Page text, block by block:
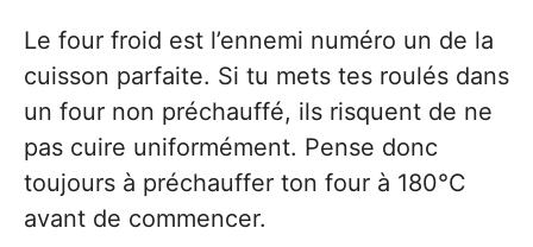
Le four froid est l’ennemi numéro un de la
cuisson parfaite. Si tu mets tes roulés dans
un four non préchauffé, ils risquent de ne
pas cuire uniformément. Pense donc
toujours à préchauffer ton four à 180°C
avant de commencer.